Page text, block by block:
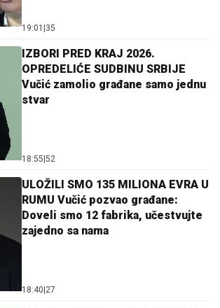
19:01 35
IZBORI PRED KRAJ 2026.
OPREDELIĆE SUDBINU SRBIJE
Vučić zamolio građane samo jednu
stvar
18:55 52
ULOŽILI SMO 135 MILIONA EVRA U
RUMU Vučić pozvao građane:
Doveli smo 12 fabrika, učestvujte
zajedno sa nama
18:40 27